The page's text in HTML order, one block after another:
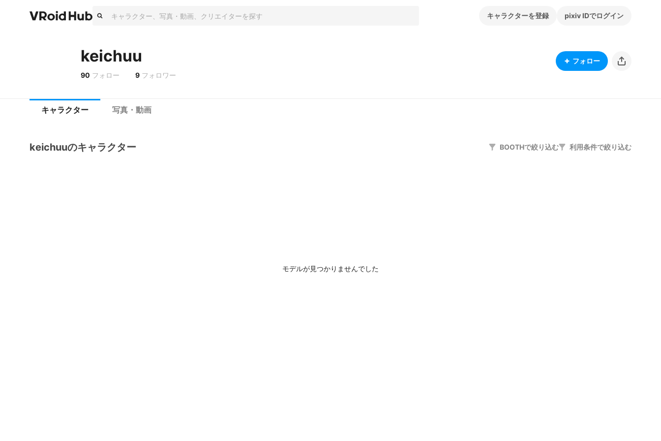
キャラクターを登録 pixiv IDでログイン
keichuu
90 フォロー 9 フォロワー
フォロー
キャラクター 写真・動画
keichuuのキャラクター BOOTHで絞り込む 利用条件で絞り込む
モデルが見つかりませんでした